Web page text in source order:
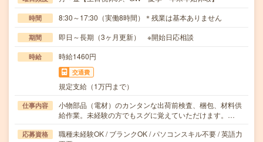
時間 8:30～17:30（実働8時間）＊残業は基本ありません
期間 即日～長期（3ヶ月更新） ※開始日応相談
時給 時給1460円
交通費
規定支給（1万円まで）
仕事内容
小物部品（電材）のカンタンな出荷前検査、梱包、材料供
給作業。未経験の方でもスグに覚えていただけます。…
応募資格
職種未経験OK / ブランクOK / パソコンスキル不要 / 英語力